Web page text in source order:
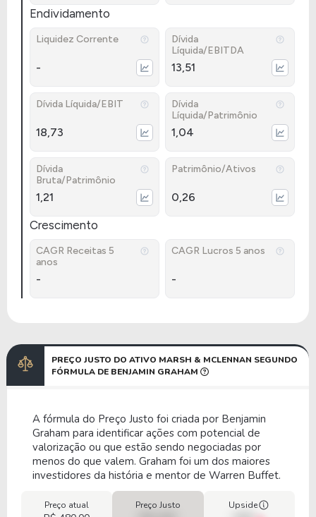
Endividamento
Liquidez Corrente
-
Dívida
Líquida/EBITDA
13,51
Dívida Líquida/EBIT
18,73
Dívida
Líquida/Patrimônio
1,04
Dívida
Bruta/Patrimônio
1,21
Patrimônio/Ativos
0,26
Crescimento
CAGR Receitas 5
anos
-
CAGR Lucros 5 anos
-
PREÇO JUSTO DO ATIVO MARSH & MCLENNAN SEGUNDO
FÓRMULA DE BENJAMIN GRAHAM
A fórmula do Preço Justo foi criada por Benjamin
Graham para identificar ações com potencial de
valorização ou que estão sendo negociadas por
menos do que valem. Graham foi um dos maiores
investidores da história e mentor de Warren Buffet.
Preço atual Preço Justo Upside